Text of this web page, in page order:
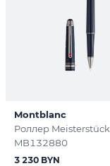
Montblanc
Роллер Meisterstück
MB132880
3 230 BYN